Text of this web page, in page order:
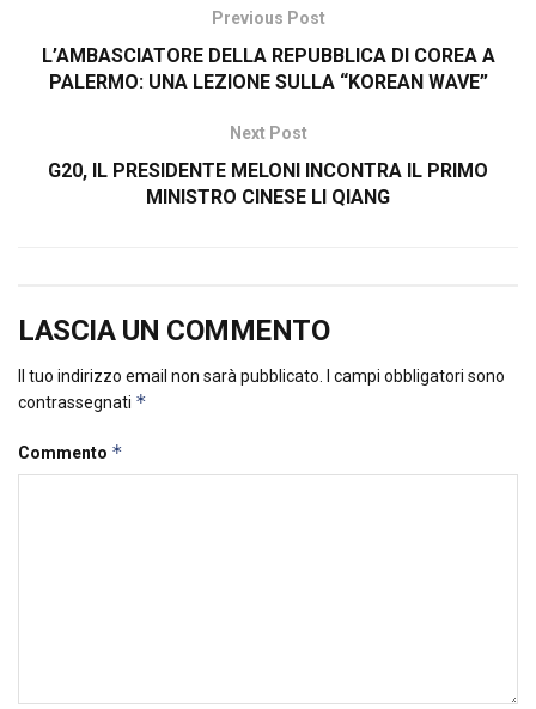
Previous Post
L’AMBASCIATORE DELLA REPUBBLICA DI COREA A
PALERMO: UNA LEZIONE SULLA “KOREAN WAVE”
Next Post
G20, IL PRESIDENTE MELONI INCONTRA IL PRIMO
MINISTRO CINESE LI QIANG
LASCIA UN COMMENTO
Il tuo indirizzo email non sarà pubblicato.
I campi obbligatori sono
contrassegnati *
Commento *